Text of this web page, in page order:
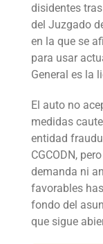
disidentes
del Juzgado
en la que se
para usar
General es la
El auto no
medidas
entidad
CGCODN,
demanda ni
favorables
fondo del
que sigue